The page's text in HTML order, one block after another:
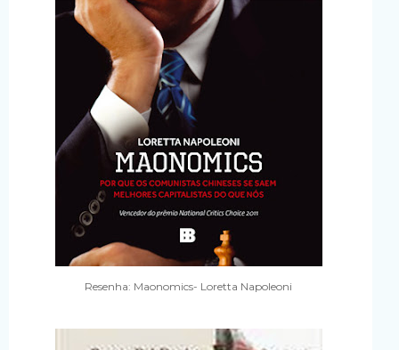
Resenha: Maonomics- Loretta Napoleoni